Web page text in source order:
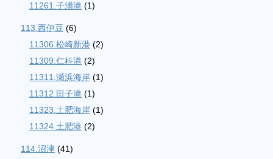
11261.子浦港 (1)
113.西伊豆 (6)
11306.松崎新港 (2)
11309.仁科港 (2)
11311.瀬浜海岸 (1)
11312.田子港 (1)
11323.土肥海岸 (1)
11324.土肥港 (2)
114.沼津 (41)